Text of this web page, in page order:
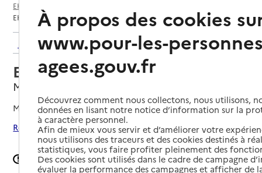
EHPAD par département
EHPAD Le Clos du Moulin
Retour aux résultats de l'annuaire
EHPAD Le Clos du Moulin
Mèze, HERAULT
Mis à jour le31/03/2026
Rechercher les établissements autour de Mèze
Signaler une erreur
À propos des cookies
www.pour-les-
agees.gouv.fr
Découvrez comment nous collectons, nous utilisons,
données en lisant notre notice d’information sur la
à caractère personnel.
Afin de mieux vous servir et d’améliorer votre
nous utilisons des traceurs et des cookies destinés à
statistiques, vous faire profiter pleinement des
Des cookies sont utilisés dans le cadre de campagne
évaluer la performance des campagnes et afficher de